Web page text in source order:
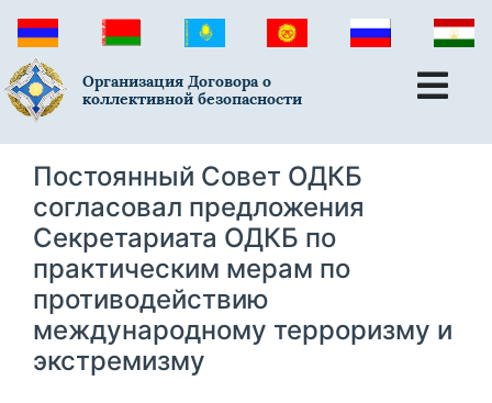
Организация Договора о
коллективной безопасности
Постоянный Совет ОДКБ
согласовал предложения
Секретариата ОДКБ по
практическим мерам по
противодействию
международному терроризму и
экстремизму